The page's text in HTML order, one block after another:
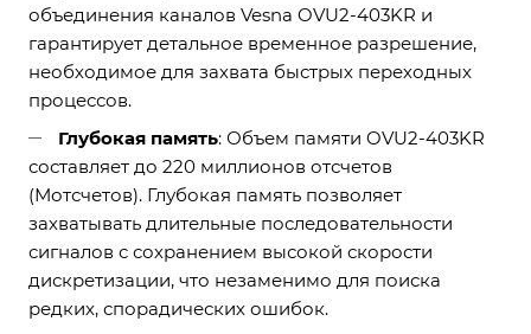
объединения каналов Vesna OVU2-403KR и
гарантирует детальное временное разрешение,
необходимое для захвата быстрых переходных
процессов.
Глубокая память: Объем памяти OVU2-403KR
составляет до 220 миллионов отсчетов
(Мотсчетов). Глубокая память позволяет
захватывать длительные последовательности
сигналов с сохранением высокой скорости
дискретизации, что незаменимо для поиска
редких, спорадических ошибок.